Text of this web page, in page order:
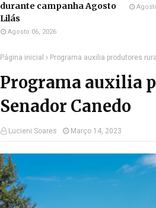
durante campanha Agosto
Lilás
Agosto 06, 2026
Página inicial Programa auxilia produtores
Programa auxilia
Senador Canedo
Lucieni Soares Março 14, 2023